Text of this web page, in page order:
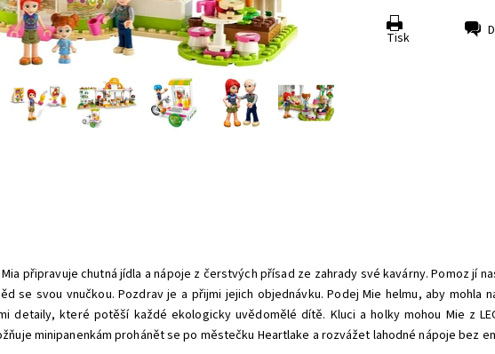
Tisk
připravuje chutná jídla a nápoje z čerstvých přísad ze zahrady své kavárny. Pomoz jí
se svou vnučkou. Pozdrav je a přijmi jejich objednávku. Podej Mie helmu, aby
detaily, které potěší každé ekologicky uvědomělé dítě. Kluci a holky mohou Mie z
minipanenkám prohánět se po městečku Heartlake a rozvážet lahodné nápoje bez